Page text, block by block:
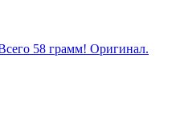
58 грамм! Оригинал.